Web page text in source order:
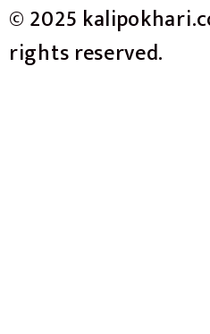
© 2025
rights reserved.